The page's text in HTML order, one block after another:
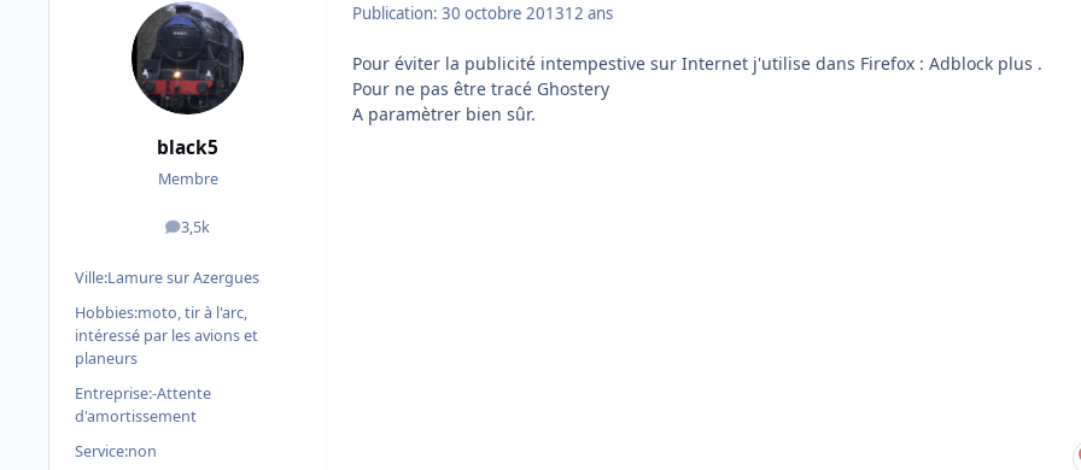
black5
Membre
3,5k
messages
Ville:Lamure sur Azergues
Hobbies:moto, tir à l'arc,
intéressé par les avions et
planeurs
Entreprise:-Attente
d'amortissement
Service:non
Publication: 30 octobre 201312 ans
Pour éviter la publicité intempestive sur Internet j'utilise dans Firefox : Adblock plus .
Pour ne pas être tracé Ghostery
A paramètrer bien sûr.